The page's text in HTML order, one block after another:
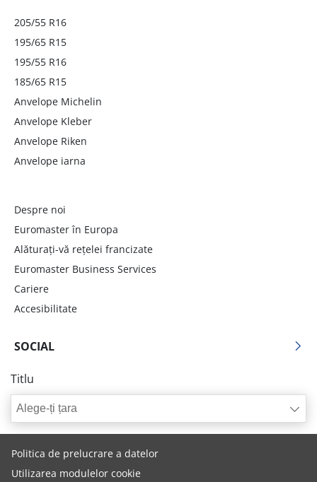
205/55 R16
195/65 R15
195/55 R16
185/65 R15
Anvelope Michelin
Anvelope Kleber
Anvelope Riken
Anvelope iarna
Despre noi
Euromaster în Europa
Alăturați-vă rețelei francizate
Euromaster Business Services
Cariere
Accesibilitate
SOCIAL
Titlu
Alege-ți țara
Politica de prelucrare a datelor
Utilizarea modulelor cookie